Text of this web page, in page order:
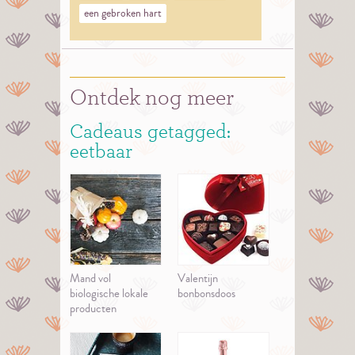
een gebroken hart
Ontdek nog meer
Cadeaus getagged:
eetbaar
Mand vol
biologische lokale
producten
Valentijn
bonbonsdoos